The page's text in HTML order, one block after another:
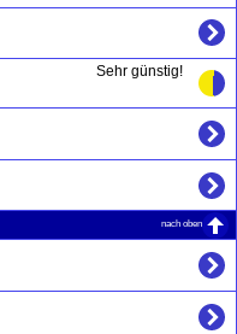
Sehr günstig!
nach oben